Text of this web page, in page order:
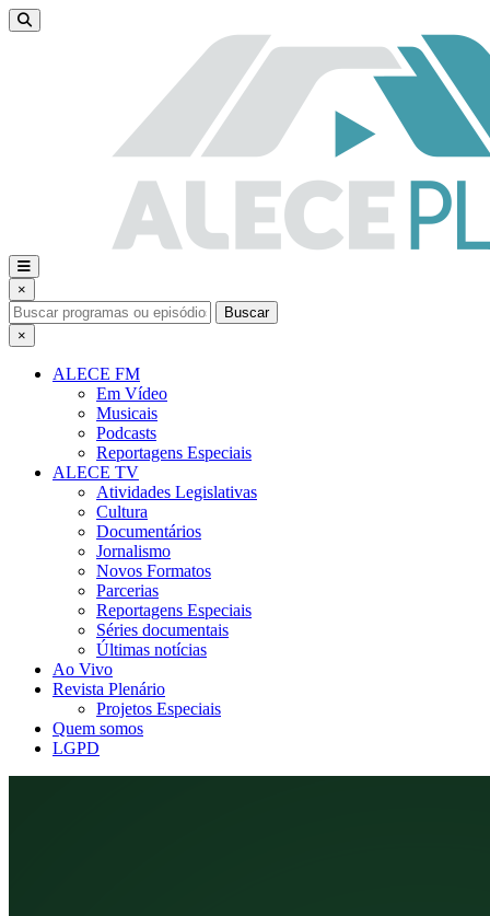
×
Buscar
×
ALECE FM
Em Vídeo
Musicais
Podcasts
Reportagens Especiais
ALECE TV
Atividades Legislativas
Cultura
Documentários
Jornalismo
Novos Formatos
Parcerias
Reportagens Especiais
Séries documentais
Últimas notícias
Ao Vivo
Revista Plenário
Projetos Especiais
Quem somos
LGPD